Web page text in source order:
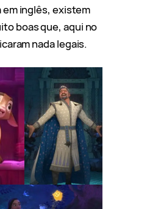
em inglês, existem
boas que, aqui no
nada legais.